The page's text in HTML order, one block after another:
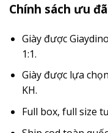
đánh giá
là:
Chính sách ưu
Giày được
1:1.
Giày được lựa
KH.
Full box, full size